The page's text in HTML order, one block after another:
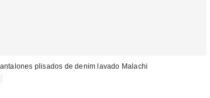
plisados de denim lavado Malachi